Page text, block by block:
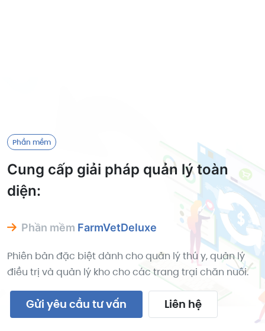
Phần mềm
Cung cấp giải pháp quản lý toàn
diện:
Phần mềm
Với đầy đủ các tính năng của một bán hàng chuyên
nghiệp: thanh toán, in bill, quét barcode, quét QR
Code, thẻ khách hàng,...
Gửi yêu cầu tư vấn Liên hệ